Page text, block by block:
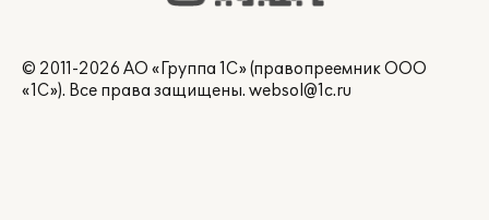
© 2011-2026 АО «Группа 1С» (правопреемник ООО
«1С»). Все права защищены. websol@1c.ru